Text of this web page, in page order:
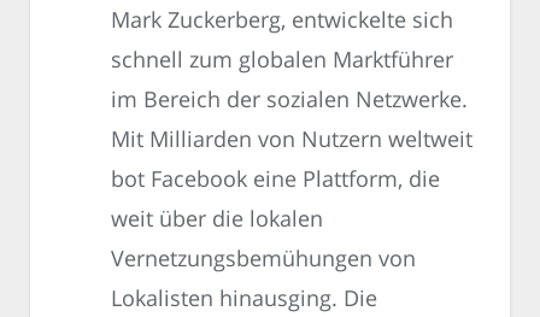
Mark Zuckerberg, entwickelte sich
schnell zum globalen Marktführer
im Bereich der sozialen Netzwerke.
Mit Milliarden von Nutzern weltweit
bot Facebook eine Plattform, die
weit über die lokalen
Vernetzungsbemühungen von
Lokalisten hinausging. Die